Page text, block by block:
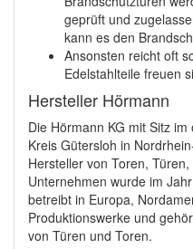
geprüft und
kann es den
Ansonsten reicht oft
Edelstahlteile freuen
Hersteller Hörmann
Die Hörmann KG mit Sitz
Kreis Gütersloh in
Hersteller von Toren,
Unternehmen wurde im
betreibt in Europa,
Produktionswerke und
von Türen und Toren.